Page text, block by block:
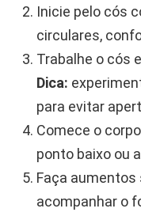
Inicie pelo cós
circulares,
Trabalhe o cós
Dica:
para evitar
Comece o
ponto baixo ou
Faça aumentos
acompanhar o